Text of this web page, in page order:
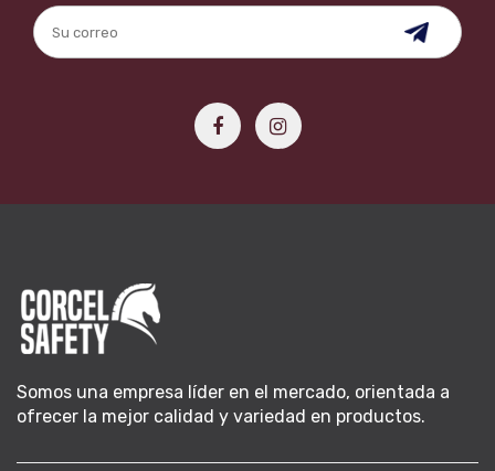
Somos una empresa líder en el mercado, orientada a
ofrecer la mejor calidad y variedad en productos.